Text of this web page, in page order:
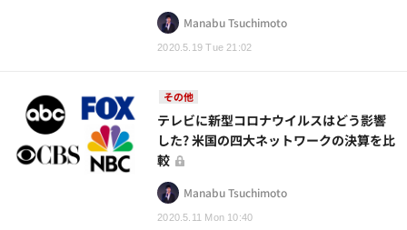
2020.5.19 Tue 21:02
Manabu Tsuchimoto
その他
2020.5.11 Mon 10:40
テレビに新型コロナウイルスはどう影響
した? 米国の四大ネットワークの決算を比
較
Manabu Tsuchimoto